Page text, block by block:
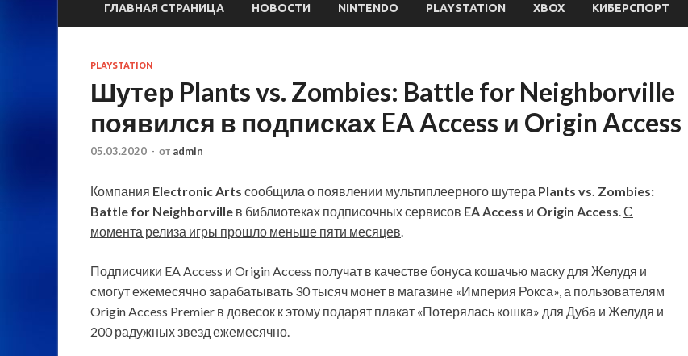
ГЛАВНАЯ СТРАНИЦА НОВОСТИ NINTENDO PLAYSTATION XBOX КИБЕРСПОРТ
PLAYSTATION
Шутер Plants vs. Zombies: Battle for Neighborville
появился в подписках EA Access и Origin Access
05.03.2020 - от admin
Компания Electronic Arts сообщила о появлении мультиплеерного шутера Plants vs. Zombies:
Battle for Neighborville в библиотеках подписочных сервисов EA Access и Origin Access.С
момента релиза игры прошло меньше пяти месяцев.
Подписчики EA Access и Origin Access получат в качестве бонуса кошачью маску для Желудя и
смогут ежемесячно зарабатывать 30 тысяч монет в магазине «Империя Рокса», а пользователям
Origin Access Premier в довесок к этому подарят плакат «Потерялась кошка» для Дуба и Желудя и
200 радужных звезд ежемесячно.